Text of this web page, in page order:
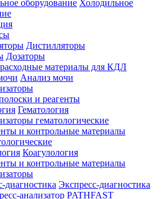
Холодильное
Дистилляторы
Дозаторы
материалы для КДЛ
Анализ мочи
и реагенты
Гематология
гематологические
и контрольные материалы
Коагулология
и контрольные материалы
Экспресс-диагностика
анализатор PATHFAST